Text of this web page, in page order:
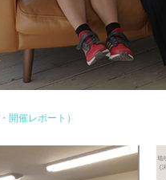
開催レポート）